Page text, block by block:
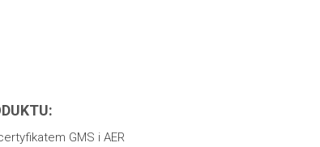
GMS i AER